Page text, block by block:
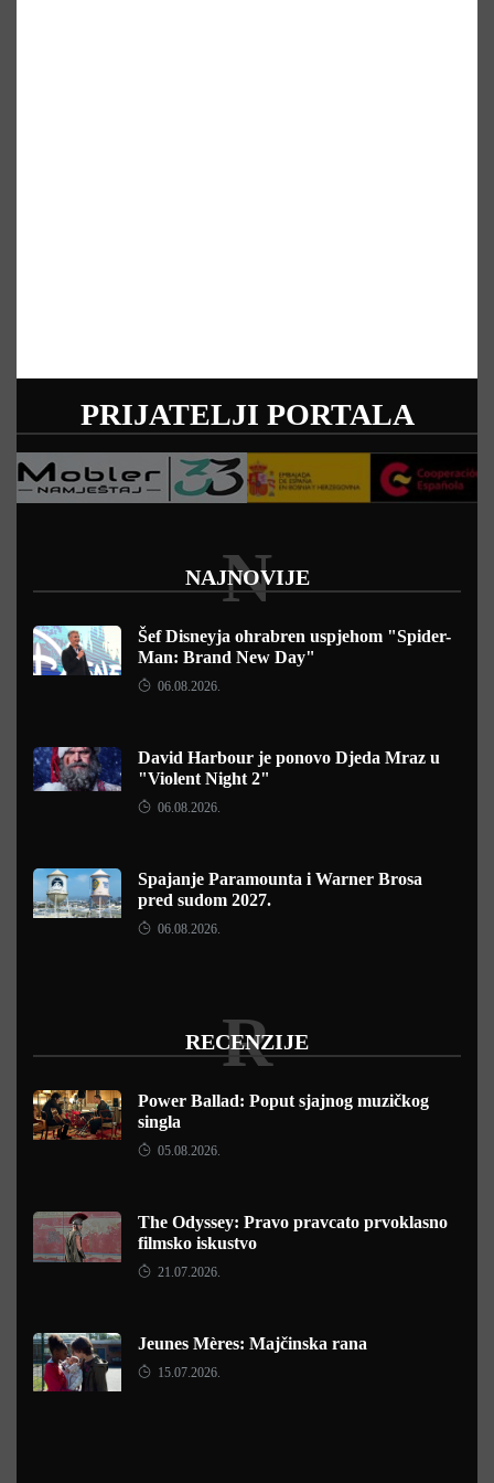
PRIJATELJI PORTALA
NAJNOVIJE
N
Šef Disneyja ohrabren uspjehom "Spider-
Man: Brand New Day"
06.08.2026.
David Harbour je ponovo Djeda Mraz u
"Violent Night 2"
06.08.2026.
Spajanje Paramounta i Warner Brosa
pred sudom 2027.
06.08.2026.
RECENZIJE
R
Power Ballad: Poput sjajnog muzičkog
singla
05.08.2026.
The Odyssey: Pravo pravcato prvoklasno
filmsko iskustvo
21.07.2026.
Jeunes Mères: Majčinska rana
15.07.2026.